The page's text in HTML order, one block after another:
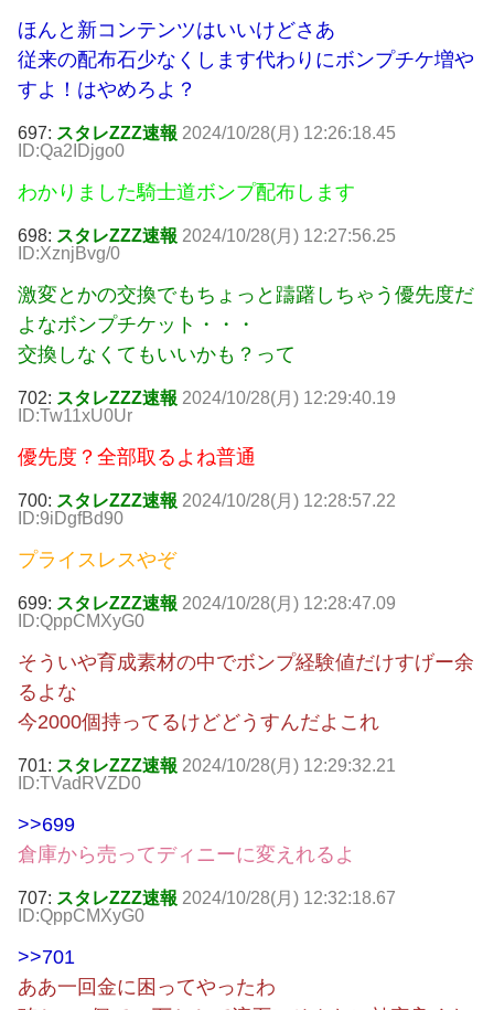
ほんと新コンテンツはいいけどさあ
従来の配布石少なくします代わりにボンプチケ増や
すよ！はやめろよ？
697: スタレZZZ速報 2024/10/28(月) 12:26:18.45
ID:Qa2IDjgo0
わかりました騎士道ボンプ配布します
698: スタレZZZ速報 2024/10/28(月) 12:27:56.25
ID:XznjBvg/0
激変とかの交換でもちょっと躊躇しちゃう優先度だ
よなボンプチケット・・・
交換しなくてもいいかも？って
702: スタレZZZ速報 2024/10/28(月) 12:29:40.19
ID:Tw11xU0Ur
優先度？全部取るよね普通
700: スタレZZZ速報 2024/10/28(月) 12:28:57.22
ID:9iDgfBd90
プライスレスやぞ
699: スタレZZZ速報 2024/10/28(月) 12:28:47.09
ID:QppCMXyG0
そういや育成素材の中でボンプ経験値だけすげー余
るよな
今2000個持ってるけどどうすんだよこれ
701: スタレZZZ速報 2024/10/28(月) 12:29:32.21
ID:TVadRVZD0
>>699
倉庫から売ってディニーに変えれるよ
707: スタレZZZ速報 2024/10/28(月) 12:32:18.67
ID:QppCMXyG0
>>701
ああ一回金に困ってやったわ